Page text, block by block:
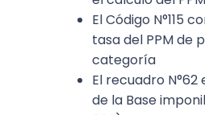
El Código N°115
tasa del PPM de
categoría
El recuadro
de la Base